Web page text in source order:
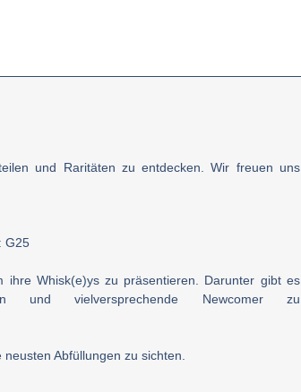
und Raritäten zu entdecken. Wir freuen uns
G25
Whisk(e)ys zu präsentieren. Darunter gibt es
und vielversprechende Newcomer zu
Abfüllungen zu sichten.